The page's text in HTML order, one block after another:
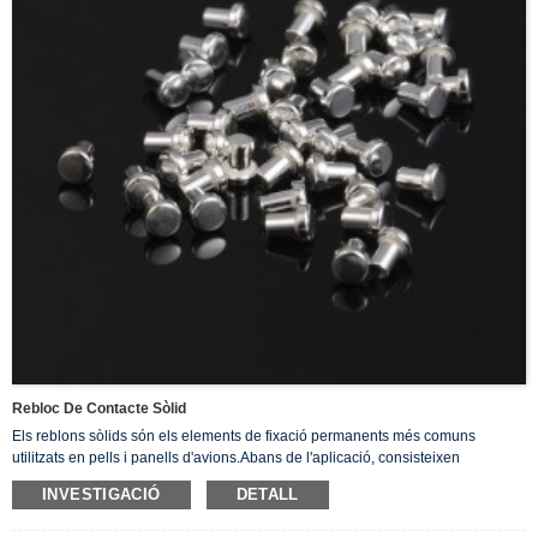
Rebloc De Contacte Sòlid
Els reblons sòlids són els elements de fixació permanents més comuns
utilitzats en pells i panells d'avions.Abans de l'aplicació, consisteixen
simplement en un eix llis amb un cap rodó i pla en un extrem. Oferim els
nostres reblons de plata massissa que són bons conductors de l'electricitat.
INVESTIGACIÓ DETALL